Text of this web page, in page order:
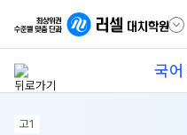
국어
고1